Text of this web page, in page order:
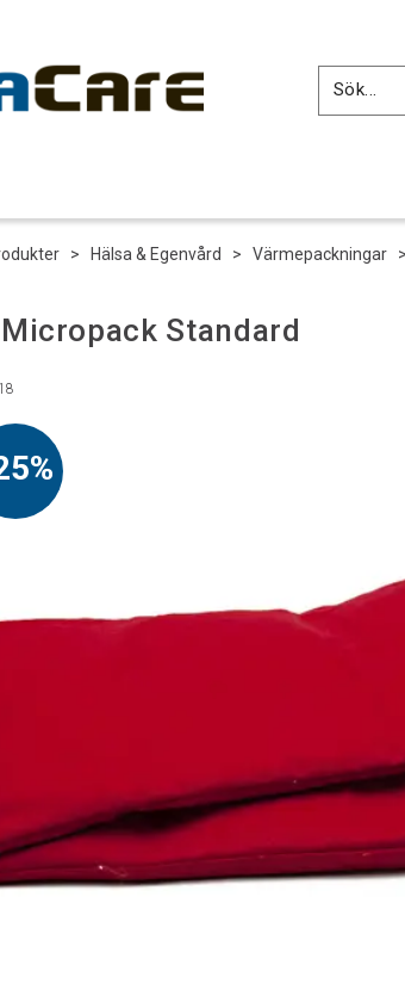
> Hälsa & Egenvård > Värmepackningar >
Standard